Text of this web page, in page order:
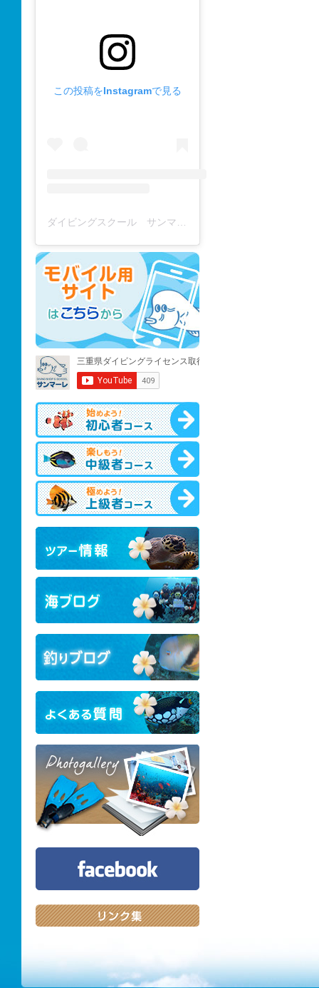
この投稿をInstagramで見る
ダイビングスクール サンマーレ / diving school(@diving_school_sanmare)がシェアした投稿